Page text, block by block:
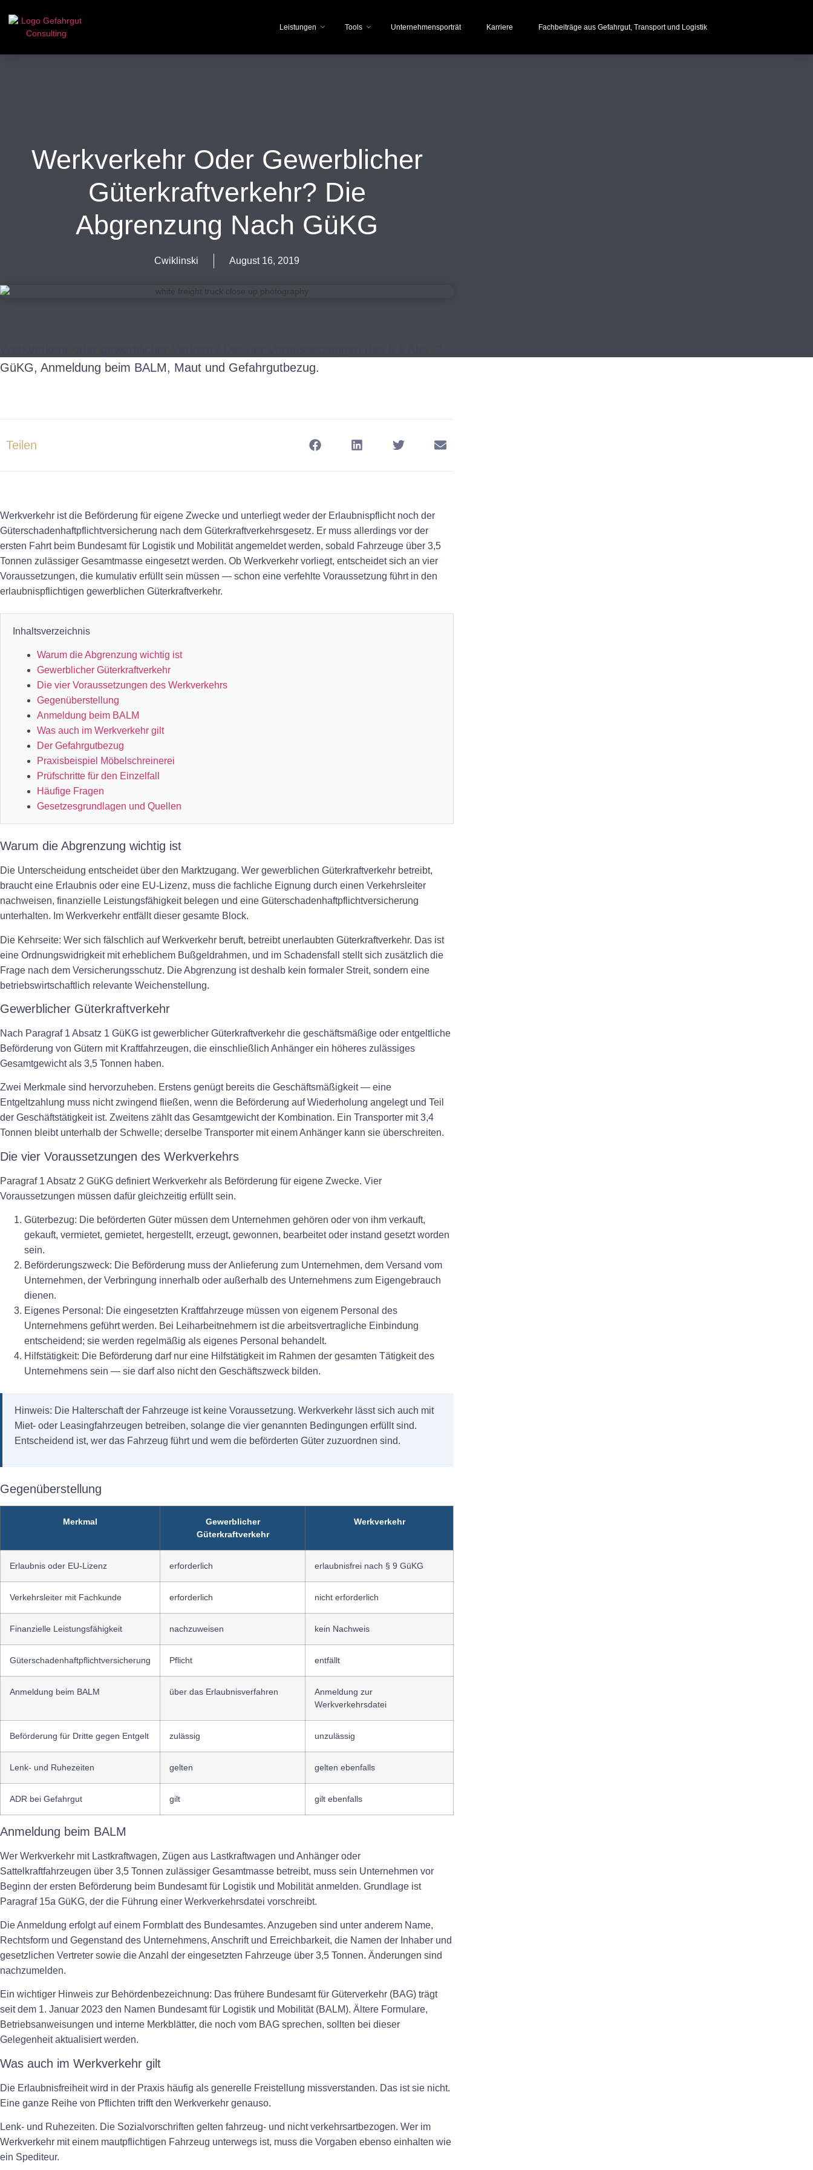
Leistungen Tools Unternehmensporträt Karriere Fachbeiträge aus Gefahrgut, Transport und Logistik
Werkverkehr Oder Gewerblicher
Güterkraftverkehr? Die
Abgrenzung Nach GüKG
Cwiklinski August 16, 2019
GüKG, Anmeldung beim BALM, Maut und Gefahrgutbezug.
Teilen
Werkverkehr ist die Beförderung für eigene Zwecke und unterliegt weder der Erlaubnispflicht noch der
Güterschadenhaftpflichtversicherung nach dem Güterkraftverkehrsgesetz. Er muss allerdings vor der
ersten Fahrt beim Bundesamt für Logistik und Mobilität angemeldet werden, sobald Fahrzeuge über 3,5
Tonnen zulässiger Gesamtmasse eingesetzt werden. Ob Werkverkehr vorliegt, entscheidet sich an vier
Voraussetzungen, die kumulativ erfüllt sein müssen — schon eine verfehlte Voraussetzung führt in den
erlaubnispflichtigen gewerblichen Güterkraftverkehr.
Inhaltsverzeichnis
Warum die Abgrenzung wichtig ist
Gewerblicher Güterkraftverkehr
Die vier Voraussetzungen des Werkverkehrs
Gegenüberstellung
Anmeldung beim BALM
Was auch im Werkverkehr gilt
Der Gefahrgutbezug
Praxisbeispiel Möbelschreinerei
Prüfschritte für den Einzelfall
Häufige Fragen
Gesetzesgrundlagen und Quellen
Warum die Abgrenzung wichtig ist
Die Unterscheidung entscheidet über den Marktzugang. Wer gewerblichen Güterkraftverkehr betreibt,
braucht eine Erlaubnis oder eine EU-Lizenz, muss die fachliche Eignung durch einen Verkehrsleiter
nachweisen, finanzielle Leistungsfähigkeit belegen und eine Güterschadenhaftpflichtversicherung
unterhalten. Im Werkverkehr entfällt dieser gesamte Block.
Die Kehrseite: Wer sich fälschlich auf Werkverkehr beruft, betreibt unerlaubten Güterkraftverkehr. Das ist
eine Ordnungswidrigkeit mit erheblichem Bußgeldrahmen, und im Schadensfall stellt sich zusätzlich die
Frage nach dem Versicherungsschutz. Die Abgrenzung ist deshalb kein formaler Streit, sondern eine
betriebswirtschaftlich relevante Weichenstellung.
Gewerblicher Güterkraftverkehr
Nach Paragraf 1 Absatz 1 GüKG ist gewerblicher Güterkraftverkehr die geschäftsmäßige oder entgeltliche
Beförderung von Gütern mit Kraftfahrzeugen, die einschließlich Anhänger ein höheres zulässiges
Gesamtgewicht als 3,5 Tonnen haben.
Zwei Merkmale sind hervorzuheben. Erstens genügt bereits die Geschäftsmäßigkeit — eine
Entgeltzahlung muss nicht zwingend fließen, wenn die Beförderung auf Wiederholung angelegt und Teil
der Geschäftstätigkeit ist. Zweitens zählt das Gesamtgewicht der Kombination. Ein Transporter mit 3,4
Tonnen bleibt unterhalb der Schwelle; derselbe Transporter mit einem Anhänger kann sie überschreiten.
Die vier Voraussetzungen des Werkverkehrs
Paragraf 1 Absatz 2 GüKG definiert Werkverkehr als Beförderung für eigene Zwecke. Vier
Voraussetzungen müssen dafür gleichzeitig erfüllt sein.
Güterbezug: Die beförderten Güter müssen dem Unternehmen gehören oder von ihm verkauft,
gekauft, vermietet, gemietet, hergestellt, erzeugt, gewonnen, bearbeitet oder instand gesetzt worden
sein.
Beförderungszweck: Die Beförderung muss der Anlieferung zum Unternehmen, dem Versand vom
Unternehmen, der Verbringung innerhalb oder außerhalb des Unternehmens zum Eigengebrauch
dienen.
Eigenes Personal: Die eingesetzten Kraftfahrzeuge müssen von eigenem Personal des
Unternehmens geführt werden. Bei Leiharbeitnehmern ist die arbeitsvertragliche Einbindung
entscheidend; sie werden regelmäßig als eigenes Personal behandelt.
Hilfstätigkeit: Die Beförderung darf nur eine Hilfstätigkeit im Rahmen der gesamten Tätigkeit des
Unternehmens sein — sie darf also nicht den Geschäftszweck bilden.
Hinweis: Die Halterschaft der Fahrzeuge ist keine Voraussetzung. Werkverkehr lässt sich auch mit
Miet- oder Leasingfahrzeugen betreiben, solange die vier genannten Bedingungen erfüllt sind.
Entscheidend ist, wer das Fahrzeug führt und wem die beförderten Güter zuzuordnen sind.
Gegenüberstellung
Merkmal
Gewerblicher
Güterkraftverkehr
Werkverkehr
Erlaubnis oder EU-Lizenz erforderlich erlaubnisfrei nach § 9 GüKG
Verkehrsleiter mit Fachkunde erforderlich nicht erforderlich
Finanzielle Leistungsfähigkeit nachzuweisen kein Nachweis
Güterschadenhaftpflichtversicherung Pflicht entfällt
Anmeldung beim BALM über das Erlaubnisverfahren
Anmeldung zur
Werkverkehrsdatei
Beförderung für Dritte gegen Entgelt zulässig unzulässig
Lenk- und Ruhezeiten gelten gelten ebenfalls
ADR bei Gefahrgut gilt gilt ebenfalls
Anmeldung beim BALM
Wer Werkverkehr mit Lastkraftwagen, Zügen aus Lastkraftwagen und Anhänger oder
Sattelkraftfahrzeugen über 3,5 Tonnen zulässiger Gesamtmasse betreibt, muss sein Unternehmen vor
Beginn der ersten Beförderung beim Bundesamt für Logistik und Mobilität anmelden. Grundlage ist
Paragraf 15a GüKG, der die Führung einer Werkverkehrsdatei vorschreibt.
Die Anmeldung erfolgt auf einem Formblatt des Bundesamtes. Anzugeben sind unter anderem Name,
Rechtsform und Gegenstand des Unternehmens, Anschrift und Erreichbarkeit, die Namen der Inhaber und
gesetzlichen Vertreter sowie die Anzahl der eingesetzten Fahrzeuge über 3,5 Tonnen. Änderungen sind
nachzumelden.
Ein wichtiger Hinweis zur Behördenbezeichnung: Das frühere Bundesamt für Güterverkehr (BAG) trägt
seit dem 1. Januar 2023 den Namen Bundesamt für Logistik und Mobilität (BALM). Ältere Formulare,
Betriebsanweisungen und interne Merkblätter, die noch vom BAG sprechen, sollten bei dieser
Gelegenheit aktualisiert werden.
Was auch im Werkverkehr gilt
Die Erlaubnisfreiheit wird in der Praxis häufig als generelle Freistellung missverstanden. Das ist sie nicht.
Eine ganze Reihe von Pflichten trifft den Werkverkehr genauso.
Lenk- und Ruhezeiten. Die Sozialvorschriften gelten fahrzeug- und nicht verkehrsartbezogen. Wer im
Werkverkehr mit einem mautpflichtigen Fahrzeug unterwegs ist, muss die Vorgaben ebenso einhalten wie
ein Spediteur.